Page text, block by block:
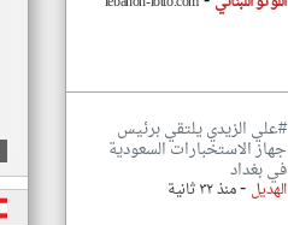
#علي الزيدي يلتقي برئيس
جهاز الاستخبارات السعودية
في بغداد
الهديل -منذ ٣٢ ثانية